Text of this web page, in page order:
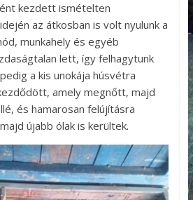
kezdett ismételten
az átkosban is volt nyulunk a
munkahely és egyéb
lett, így felhagytunk
a kis unokája húsvétra
amely megnőtt, majd
és hamarosan felújításra
újabb ólak is kerültek.